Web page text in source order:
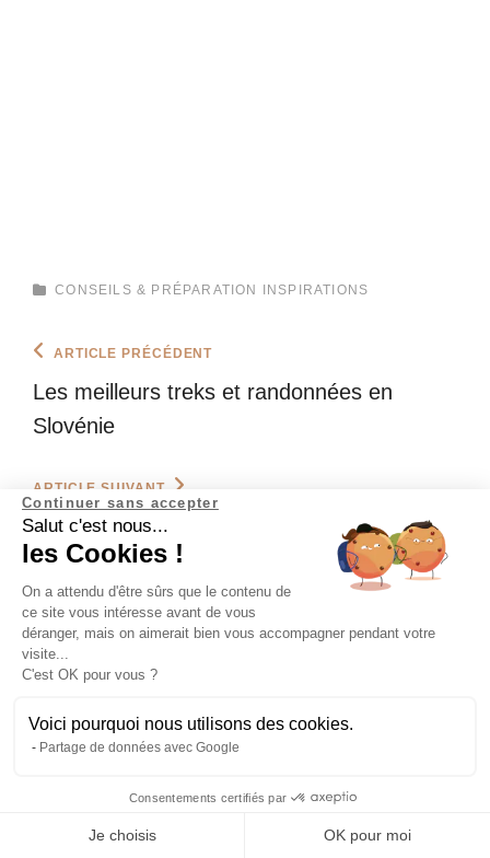
CATEGORIES
CONSEILS & PRÉPARATION INSPIRATIONS
Navigation
de
l’article
Previous
ARTICLE PRÉCÉDENT
Les meilleurs treks et randonnées en
Slovénie
Next
Post
ARTICLE SUIVANT
Les meilleures pratiques de gestion de
l’eau : un guide complet
Rejoins-nous sur une expédition "responsable" de 2 à 15 jours dans les régions les plus
isolées de la planète et encadrée par un guide-explorateur des plus experts.
Continuer sans accepter
Salut c'est nous...
les Cookies !
On a attendu d'être sûrs que le contenu de
ce site vous intéresse avant de vous
déranger, mais on aimerait bien vous accompagner pendant votre
visite...
C'est OK pour vous ?
Voici pourquoi nous utilisons des cookies.
Partage de données avec Google
Consentements certifiés par
Je choisis OK pour moi